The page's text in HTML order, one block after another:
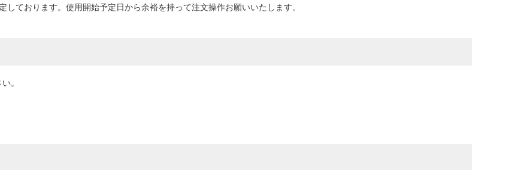
ております。使用開始予定日から余裕を持って注文操作お願いいたします。
。